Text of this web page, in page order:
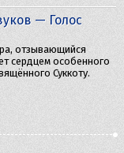
— Голос
отзывающийся
сердцем особенного
Суккоту.